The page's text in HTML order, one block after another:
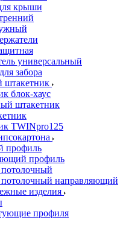
крыши
универсальный
забора
штакетник
блок-хаус
штакетник
TWINpro125
профиль
профиль
направляющий
изделия
профиля